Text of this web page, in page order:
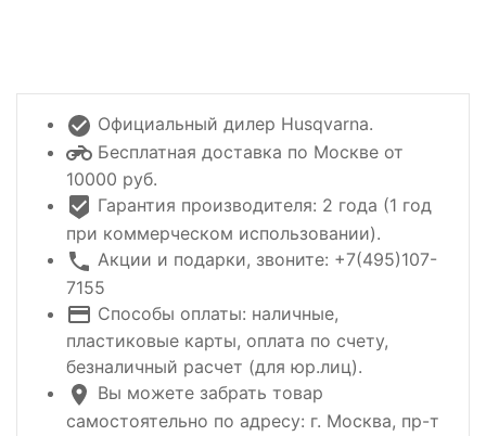
Официальный дилер Husqvarna.
Бесплатная доставка по Москве от
10000 руб.
Гарантия производителя: 2 года (1 год
при коммерческом использовании).
Акции и подарки, звоните: +7(495)107-
7155
Способы оплаты: наличные,
пластиковые карты, оплата по счету,
безналичный расчет (для юр.лиц).
Вы можете забрать товар
самостоятельно по адресу: г. Москва, пр-т